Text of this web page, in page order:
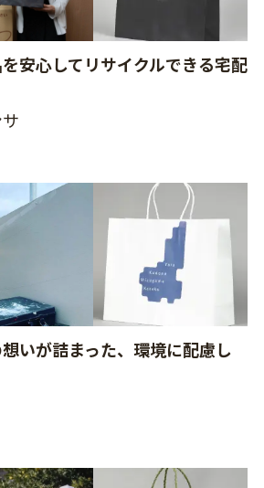
安心してリサイクルできる宅配
いが詰まった、環境に配慮し